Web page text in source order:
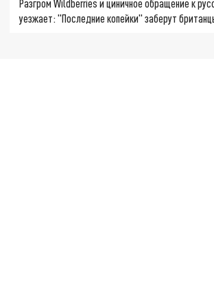
Разгром Wildberries и циничное обращение к
уезжает: "Последние копейки" заберут